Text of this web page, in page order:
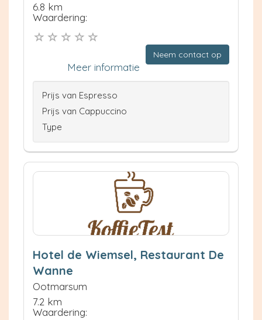
6.8 km
Waardering:
Neem contact op
Meer informatie
Prijs van Espresso
Prijs van Cappuccino
Type
Hotel de Wiemsel, Restaurant De
Wanne
Ootmarsum
7.2 km
Waardering: